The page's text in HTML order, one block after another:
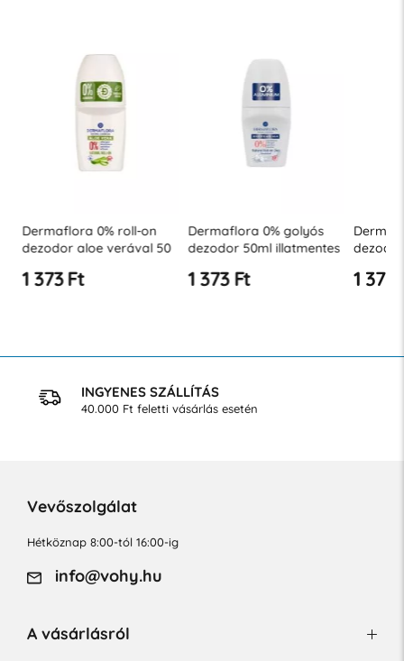
Dermaflora 0% roll-on
dezodor aloe verával 50
1 373 Ft
Dermaflora 0% golyós
dezodor 50ml illatmentes
1 373 Ft 1 373
INGYENES SZÁLLÍTÁS
40.000 Ft feletti vásárlás esetén
Vevőszolgálat
Hétköznap 8:00-tól 16:00-ig
info@vohy.hu
A vásárlásról